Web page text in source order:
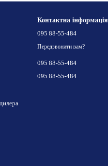
Контактна інформація
095 88-55-484
Передзвонити вам?
095 88-55-484
095 88-55-484